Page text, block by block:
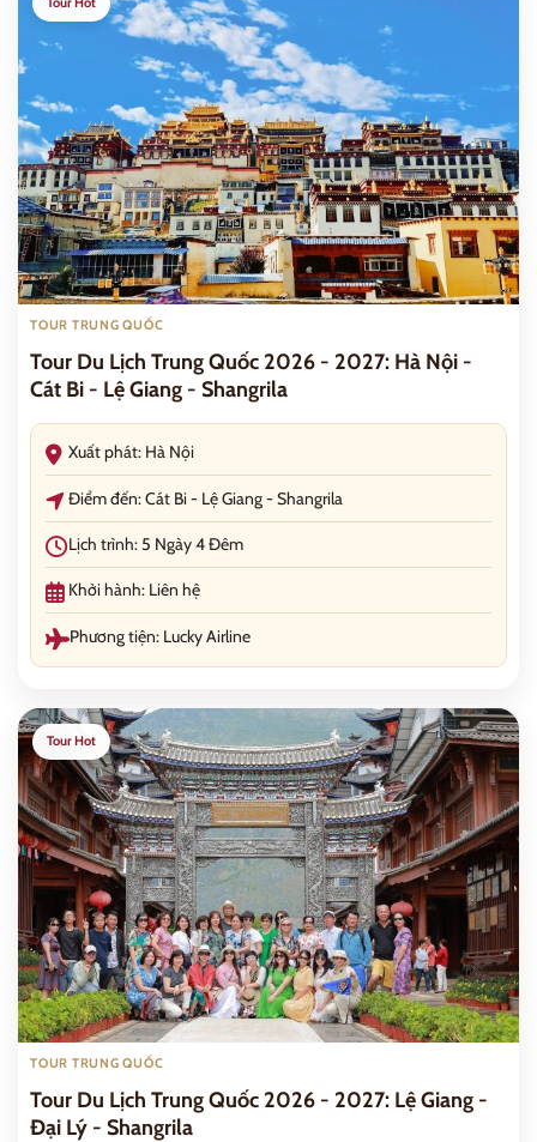
TOUR TRUNG QUỐC
Tour Du Lịch Trung Quốc 2026 - 2027: Hà Nội -
Cát Bi - Lệ Giang - Shangrila
Xuất phát: Hà Nội
Điểm đến: Cát Bi - Lệ Giang - Shangrila
Lịch trình: 5 Ngày 4 Đêm
Khởi hành: Liên hệ
Phương tiện: Lucky Airline
Tour Hot
TOUR TRUNG QUỐC
Tour Du Lịch Trung Quốc 2026 - 2027: Lệ Giang -
Đại Lý - Shangrila